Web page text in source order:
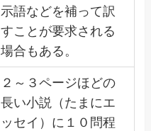
示語などを補って訳
すことが要求される
場合もある。
２～３ページほどの
長い小説（たまにエ
ッセイ）に１０問程